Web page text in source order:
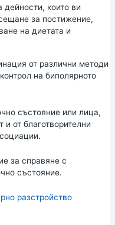
които ви
за постижение,
на диетата и
от различни методи
на биполярното
състояние или лица,
и от благотворителни
за справяне с
състояние.
разстройство